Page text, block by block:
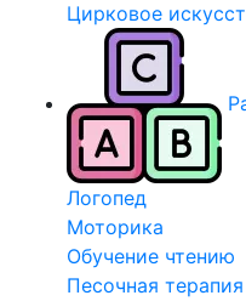
Цирковое
Логопед
Моторика
Обучение чтению
Песочная терапия